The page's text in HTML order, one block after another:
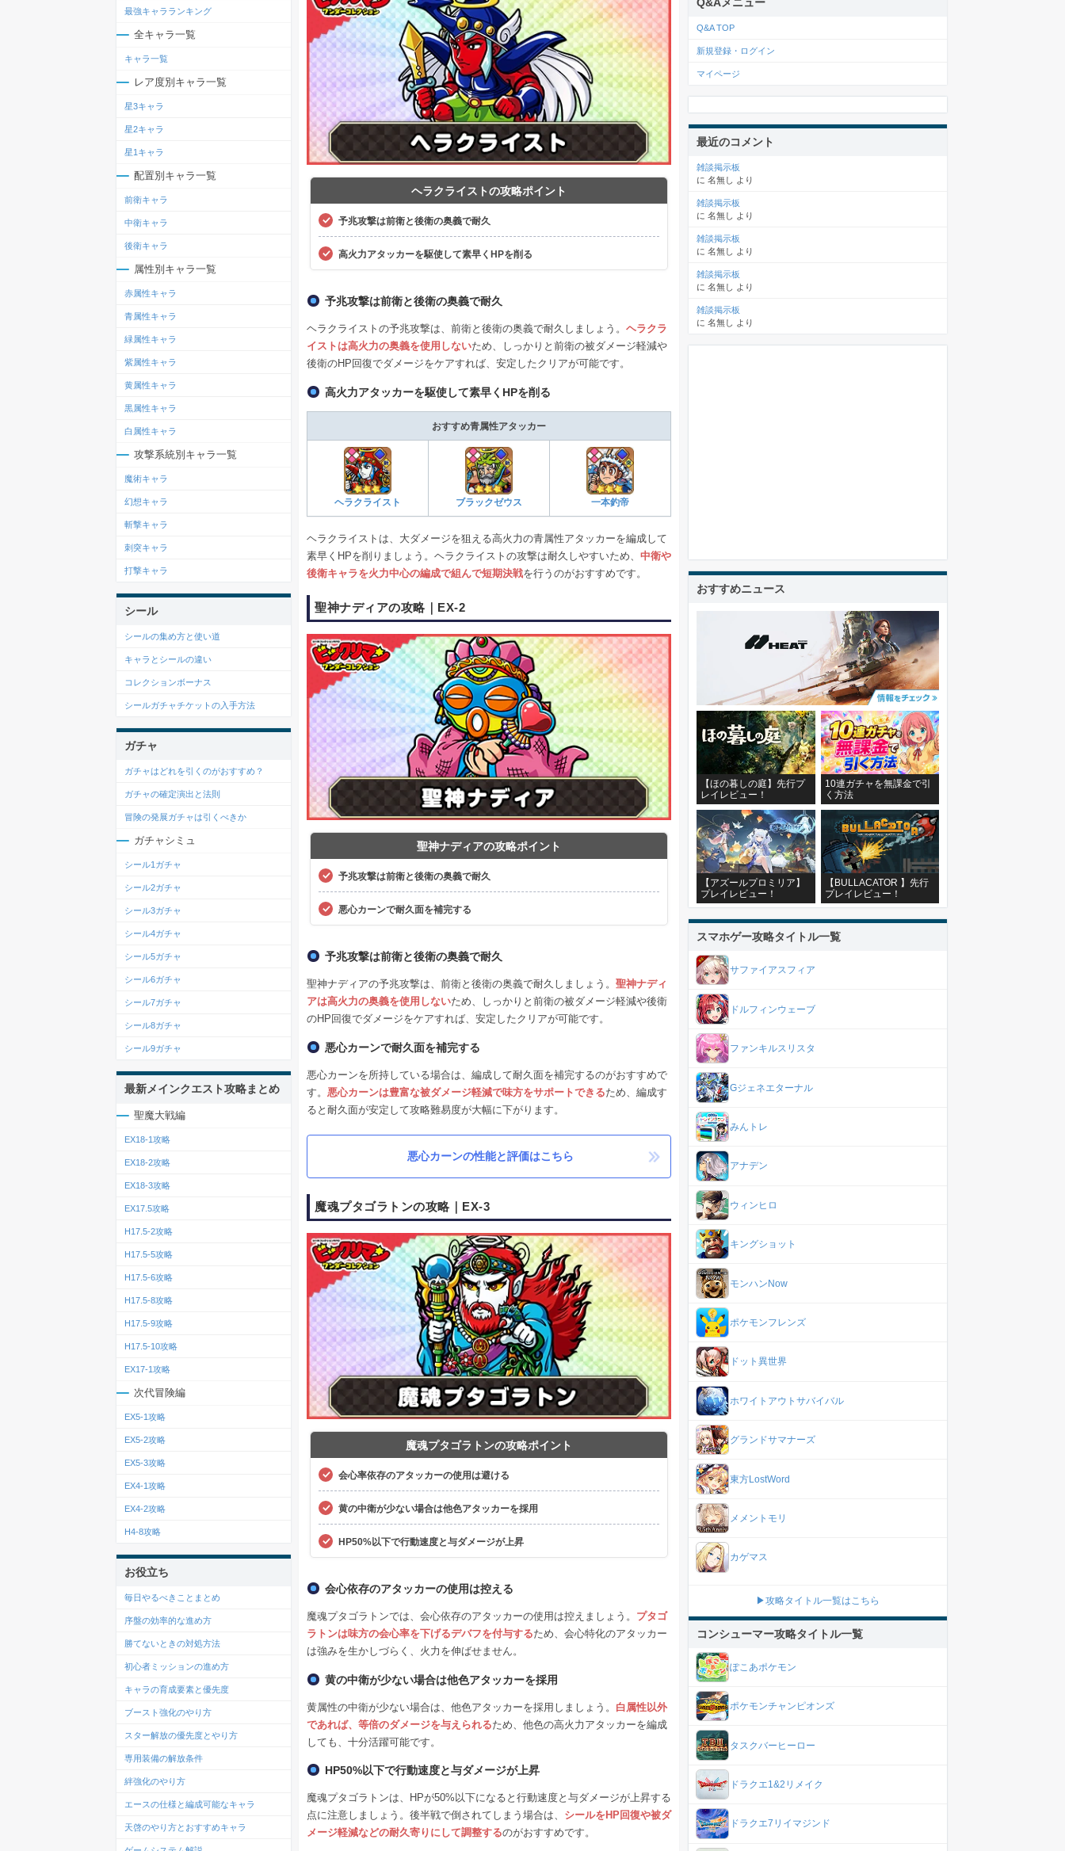
ヘラクライストの攻略ポイント
予兆攻撃は前衛と後衛の奥義で耐久
高火力アタッカーを駆使して素早くHPを削る
予兆攻撃は前衛と後衛の奥義で耐久
ヘラクライストの予兆攻撃は、前衛と後衛の奥義で耐久しましょう。 ヘラクラ
イストは高火力の奥義を使用しないため、しっかりと前衛の被ダメージ軽減や
後衛のHP回復でダメージをケアすれば、安定したクリアが可能です。
高火力アタッカーを駆使して素早くHPを削る
おすすめ青属性アタッカー
ヘラクライスト ブラックゼウス 一本釣帝
ヘラクライストは、大ダメージを狙える高火力の青属性アタッカーを編成して
素早くHPを削りましょう。ヘラクライストの攻撃は耐久しやすいため、 中衛や
後衛キャラを火力中心の編成で組んで短期決戦を行うのがおすすめです。
聖神ナディアの攻略｜EX-2
聖神ナディアの攻略ポイント
予兆攻撃は前衛と後衛の奥義で耐久
悪心カーンで耐久面を補完する
予兆攻撃は前衛と後衛の奥義で耐久
聖神ナディアの予兆攻撃は、前衛と後衛の奥義で耐久しましょう。 聖神ナディ
アは高火力の奥義を使用しないため、しっかりと前衛の被ダメージ軽減や後衛
のHP回復でダメージをケアすれば、安定したクリアが可能です。
悪心カーンで耐久面を補完する
悪心カーンを所持している場合は、編成して耐久面を補完するのがおすすめで
す。 悪心カーンは豊富な被ダメージ軽減で味方をサポートできるため、編成す
ると耐久面が安定して攻略難易度が大幅に下がります。
悪心カーンの性能と評価はこちら
魔魂プタゴラトンの攻略｜EX-3
魔魂プタゴラトンの攻略ポイント
会心率依存のアタッカーの使用は避ける
黄の中衛が少ない場合は他色アタッカーを採用
HP50%以下で行動速度と与ダメージが上昇
会心依存のアタッカーの使用は控える
魔魂プタゴラトンでは、会心依存のアタッカーの使用は控えましょう。 プタゴ
ラトンは味方の会心率を下げるデバフを付与するため、会心特化のアタッカー
は強みを生かしづらく、火力を伸ばせません。
黄の中衛が少ない場合は他色アタッカーを採用
黄属性の中衛が少ない場合は、他色アタッカーを採用しましょう。 白属性以外
であれば、等倍のダメージを与えられるため、他色の高火力アタッカーを編成
しても、十分活躍可能です。
HP50%以下で行動速度と与ダメージが上昇
魔魂プタゴラトンは、HPが50%以下になると行動速度と与ダメージが上昇する
点に注意しましょう。後半戦で倒されてしまう場合は、 シールをHP回復や被ダ
メージ軽減などの耐久寄りにして調整するのがおすすめです。
最強キャラランキング
全キャラ一覧
キャラ一覧
レア度別キャラ一覧
星3キャラ
星2キャラ
星1キャラ
配置別キャラ一覧
前衛キャラ
中衛キャラ
後衛キャラ
属性別キャラ一覧
赤属性キャラ
青属性キャラ
緑属性キャラ
紫属性キャラ
黄属性キャラ
黒属性キャラ
白属性キャラ
攻撃系統別キャラ一覧
魔術キャラ
幻想キャラ
斬撃キャラ
刺突キャラ
打撃キャラ
シール
シールの集め方と使い道
キャラとシールの違い
コレクションボーナス
シールガチャチケットの入手方法
ガチャ
ガチャはどれを引くのがおすすめ？
ガチャの確定演出と法則
冒険の発展ガチャは引くべきか
ガチャシミュ
シール1ガチャ
シール2ガチャ
シール3ガチャ
シール4ガチャ
シール5ガチャ
シール6ガチャ
シール7ガチャ
シール8ガチャ
シール9ガチャ
最新メインクエスト攻略まとめ
聖魔大戦編
EX18-1攻略
EX18-2攻略
EX18-3攻略
EX17.5攻略
H17.5-2攻略
H17.5-5攻略
H17.5-6攻略
H17.5-8攻略
H17.5-9攻略
H17.5-10攻略
EX17-1攻略
次代冒険編
EX5-1攻略
EX5-2攻略
EX5-3攻略
EX4-1攻略
EX4-2攻略
H4-8攻略
お役立ち
毎日やるべきことまとめ
序盤の効率的な進め方
勝てないときの対処方法
初心者ミッションの進め方
キャラの育成要素と優先度
ブースト強化のやり方
スター解放の優先度とやり方
専用装備の解放条件
絆強化のやり方
エースの仕様と編成可能なキャラ
天啓のやり方とおすすめキャラ
Q&Aメニュー
Q&A TOP
新規登録・ログイン
マイページ
最近のコメント
雑談掲示板
に 名無し より
雑談掲示板
に 名無し より
雑談掲示板
に 名無し より
雑談掲示板
に 名無し より
雑談掲示板
に 名無し より
おすすめニュース
【ほの暮しの庭】先行プ
レイレビュー！
10連ガチャを無課金で引
く方法
【アズールプロミリア】
プレイレビュー！
【BULLACATOR 】先行
プレイレビュー！
スマホゲー攻略タイトル一覧
サファイアスフィア
ドルフィンウェーブ
ファンキルスリスタ
Gジェネエターナル
みんトレ
アナデン
ウィンヒロ
キングショット
モンハンNow
ポケモンフレンズ
ドット異世界
ホワイトアウトサバイバル
グランドサマナーズ
東方LostWord
メメントモリ
カゲマス
▶攻略タイトル一覧はこちら
コンシューマー攻略タイトル一覧
ぽこあポケモン
ポケモンチャンピオンズ
タスクバーヒーロー
ドラクエ1&2リメイク
ドラクエ7リイマジンド